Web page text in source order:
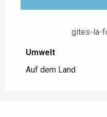
gites-la-
Umwelt
Umwelt
Auf dem Land